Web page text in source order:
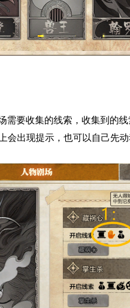
收集的线索，收集到的
出现提示，也可以自己先